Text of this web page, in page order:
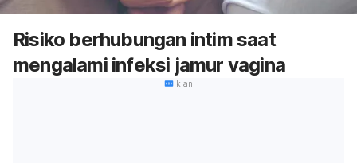
Risiko berhubungan intim saat
mengalami infeksi jamur vagina
Iklan